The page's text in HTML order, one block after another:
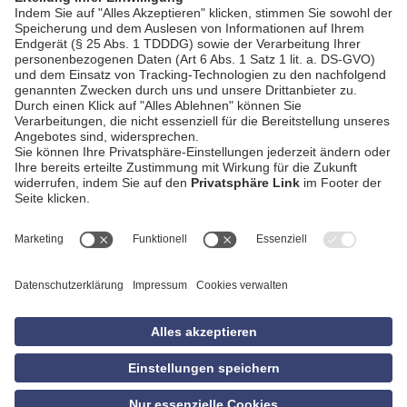
AGB
Datenschutzerklärung
Empfang
Privatsphäre